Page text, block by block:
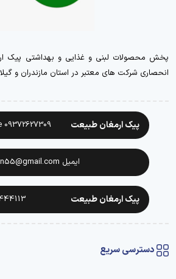
پخش محصولات لبنی و غذایی و بهداشتی پیک
انحصاری شرکت های معتبر در استان مازندران و
پیک ارمغان طبیعت 09372627309
ایمیل arnanjavan55@gmail.com
پیک ارمغان طبیعت
دسترسی سریع